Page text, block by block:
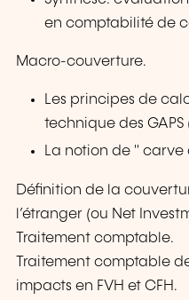
en comptabilité de
Macro-couverture.
Les principes de
technique des GAPS
La notion de " carve
Définition de la
l’étranger (ou Net
Traitement comptable.
Traitement comptable
impacts en FVH et CFH.